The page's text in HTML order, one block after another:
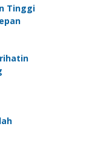
Tinggi